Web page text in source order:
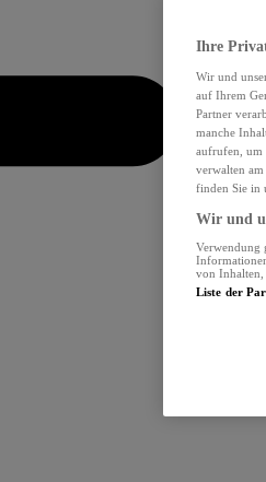
Ihre
Wir und
auf Ihrem
Partner
manche
aufrufen, um
verwalten
finden Sie in
Wir und
Verwendung
von Inhalten,
Liste der